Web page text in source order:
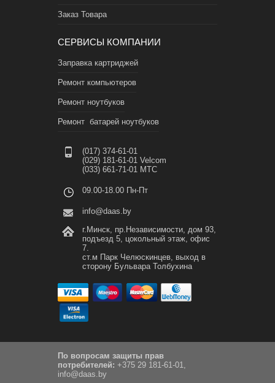
Заказ Товара
СЕРВИСЫ КОМПАНИИ
Заправка картриджей
Ремонт компьютеров
Ремонт ноутбуков
Ремонт батарей ноутбуков
(017) 374-61-01
(029) 181-61-01 Velcom
(033) 661-71-01 МТС
09.00-18.00 Пн-Пт
info@daas.by
г.Минск, пр.Независимости, дом 93,
подъезд 5, цокольный этаж, офис
7.
ст.м Парк Челюскинцев, выход в
сторону Бульвара Толбухина
По вопросам защиты прав
потребителей: +375 29 181-61-01,
info@daas.by